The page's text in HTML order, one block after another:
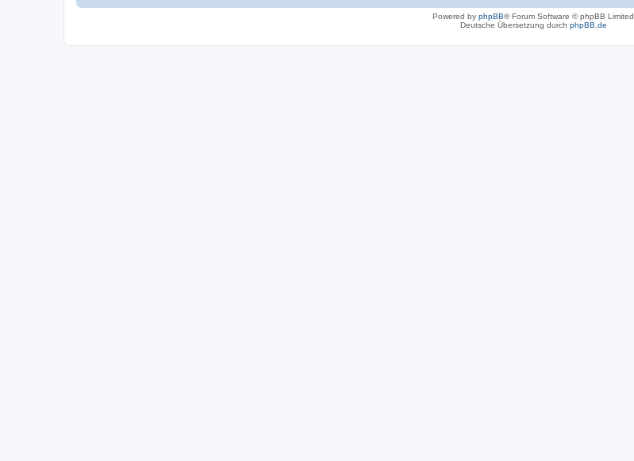
Powered by phpBB® Forum Software © phpBB Limited
Deutsche Übersetzung durch phpBB.de